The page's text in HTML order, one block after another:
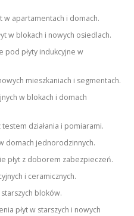
w apartamentach i domach.
w blokach i nowych osiedlach.
pod płyty indukcyjne w
mieszkaniach i segmentach.
w blokach i domach
działania i pomiarami.
domach jednorodzinnych.
płyt z doborem zabezpieczeń.
i ceramicznych.
bloków.
płyt w starszych i nowych